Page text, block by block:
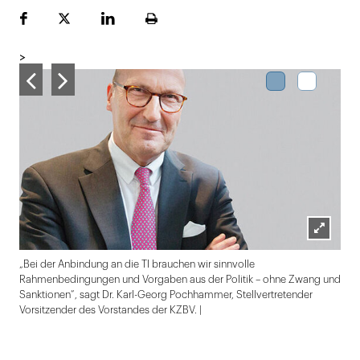
FacebookPlattformLinekdInSeite
>
Lightbox
„Bei der Anbindung an die TI brauchen wir sinnvolle
Rahmenbedingungen und Vorgaben aus der Politik – ohne Zwang und
Sanktionen“, sagt Dr. Karl-Georg Pochhammer, Stellvertretender
Vorsitzender des Vorstandes der KZBV. |